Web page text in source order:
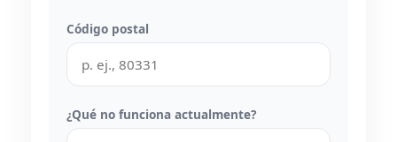
Código postal
¿Qué no funciona actualmente?